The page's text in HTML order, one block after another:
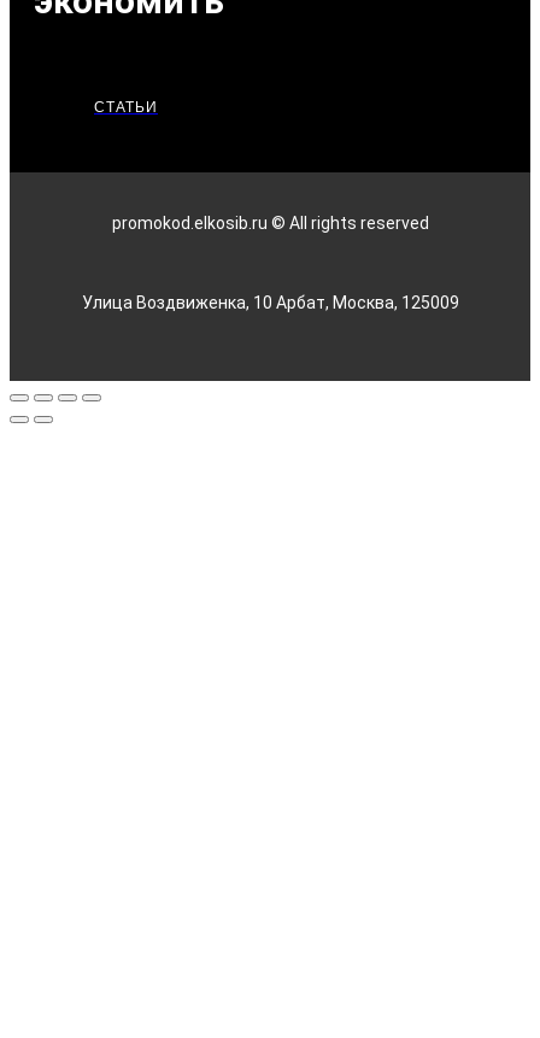
СТАТЬИ
promokod.elkosib.ru © All rights reserved
Улица Воздвиженка, 10 Арбат, Москва, 125009